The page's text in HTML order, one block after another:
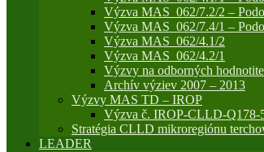
Výzva MAS_062/7.2/2 –
Výzva MAS_062/7.4/1 –
Výzva MAS_062/4.1/2
Výzva MAS_062/4.2/1
Výzvy na odborných
Archív výziev 2007 – 2013
Výzvy MAS TD – IROP
Výzva č. IROP-CLLD-Q178-
Stratégia CLLD mikroregiónu
LEADER